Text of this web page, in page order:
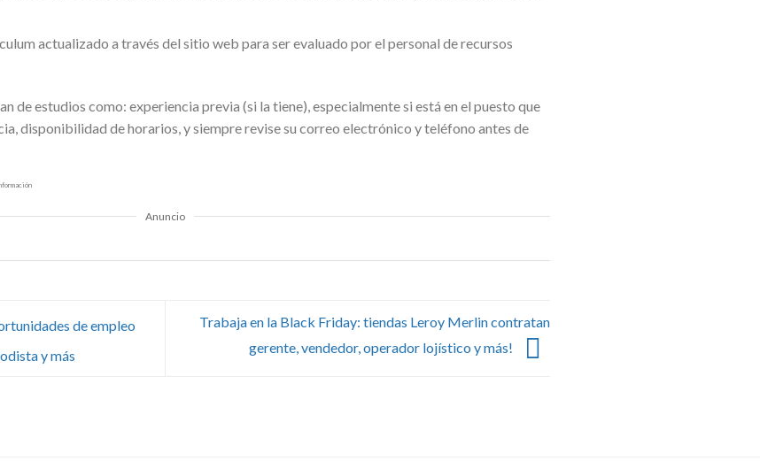
actualizado a través del sitio web para ser evaluado por el personal de recursos
de estudios como: experiencia previa (si la tiene), especialmente si está en el puesto que
disponibilidad de horarios, y siempre revise su correo electrónico y teléfono antes de
Anuncio
de empleo
y más
Trabaja en la Black Friday: tiendas Leroy Merlin contratan
gerente, vendedor, operador lojístico y más!